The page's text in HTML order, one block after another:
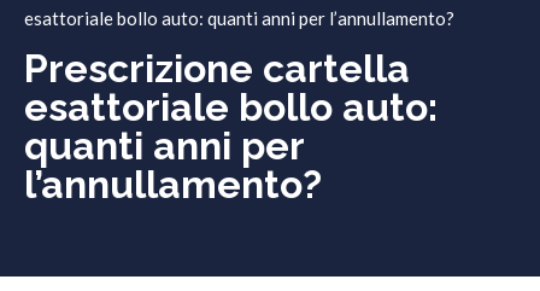
esattoriale bollo auto: quanti anni per l’annullamento?
Prescrizione cartella
esattoriale bollo auto:
quanti anni per
l’annullamento?